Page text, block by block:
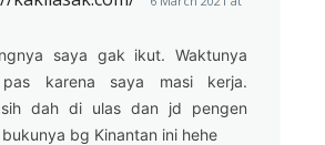
saya gak ikut. Waktunya
karena saya masi kerja.
dah di ulas dan jd pengen
bg Kinantan ini hehe